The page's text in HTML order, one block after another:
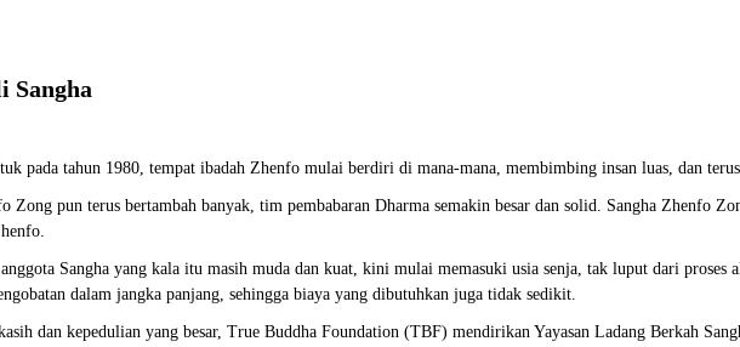
Sangha
pada tahun 1980, tempat ibadah Zhenfo mulai berdiri di mana-mana, membimbing insan luas, dan
Zong pun terus bertambah banyak, tim pembabaran Dharma semakin besar dan solid. Sangha Zhenfo
Sangha yang kala itu masih muda dan kuat, kini mulai memasuki usia senja, tak luput dari proses
dalam jangka panjang, sehingga biaya yang dibutuhkan juga tidak sedikit.
dan kepedulian yang besar, True Buddha Foundation (TBF) mendirikan Yayasan Ladang Berkah